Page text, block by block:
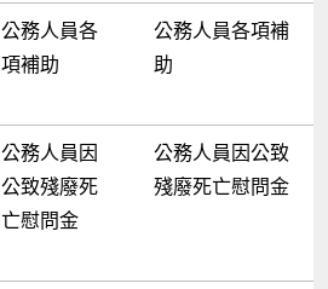
公務人員各
項補助
公務人員各項補
助
公務人員因
公致殘廢死
亡慰問金
公務人員因公致
殘廢死亡慰問金